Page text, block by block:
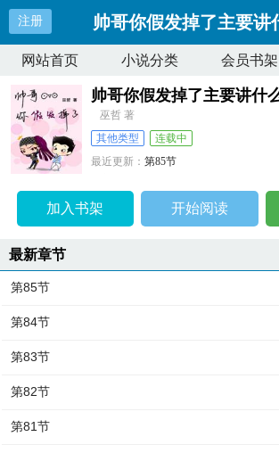
注册 帅哥你假发掉了主要讲
网站首页 小说分类 会员书架
帅哥你假发掉了主要讲什
巫哲 著
其他类型
连载中
最近更新：第85节
加入书架 开始阅读
最新章节
第85节
第84节
第83节
第82节
第81节